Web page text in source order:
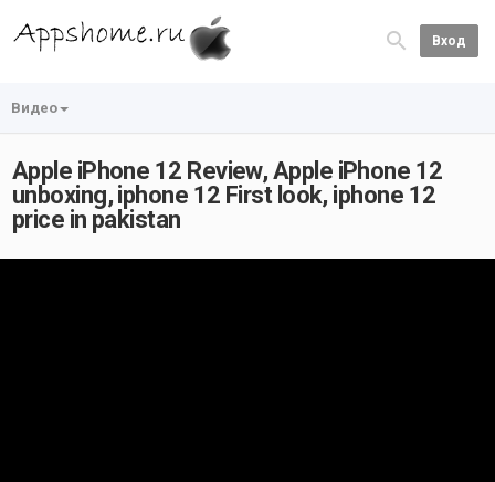
Вход
Видео
Apple iPhone 12 Review, Apple iPhone 12
unboxing, iphone 12 First look, iphone 12
price in pakistan